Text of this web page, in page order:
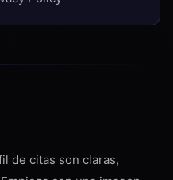
de citas son claras,